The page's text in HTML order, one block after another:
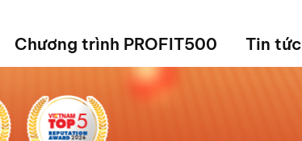
Chương trình PROFIT500 Tin tức